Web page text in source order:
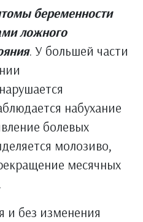
беременности
ложного
. У большей части
набухание
болевых
молозиво,
месячных
и без изменения